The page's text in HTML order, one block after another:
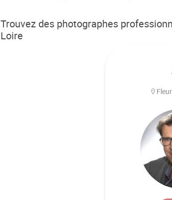
Trouvez des photographes
Loire